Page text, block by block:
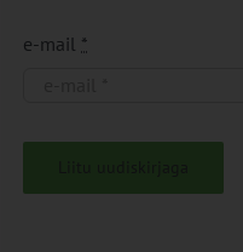
e-mail *